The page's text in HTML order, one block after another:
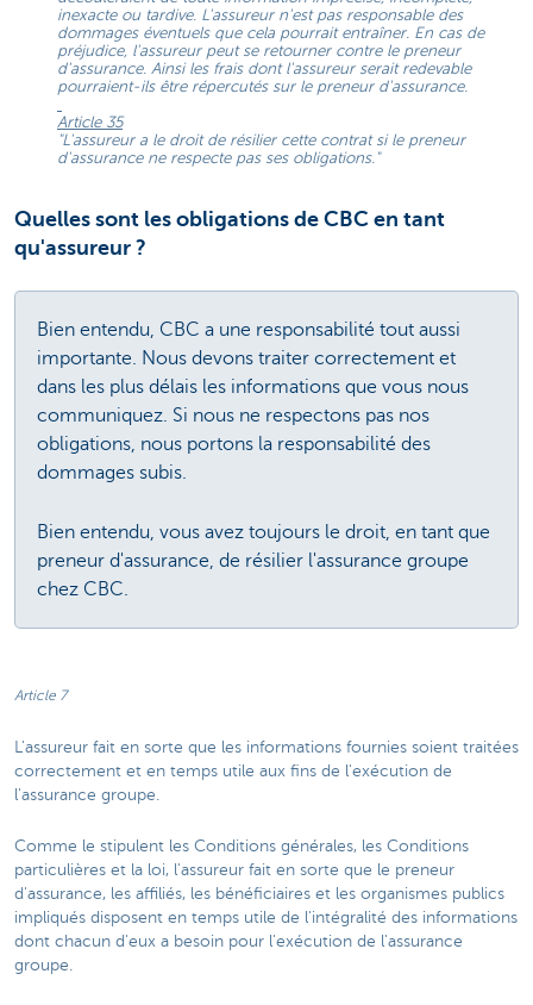
inexacte ou tardive. L'assureur n'est pas responsable des
dommages éventuels que cela pourrait entraîner. En cas de
préjudice, l'assureur peut se retourner contre le preneur
d'assurance. Ainsi les frais dont l'assureur serait redevable
pourraient-ils être répercutés sur le preneur d'assurance.
Article 35
"L'assureur a le droit de résilier cette contrat si le preneur
d'assurance ne respecte pas ses obligations."
Quelles sont les obligations de CBC en tant
qu'assureur ?
Bien entendu, CBC a une responsabilité tout aussi
importante. Nous devons traiter correctement et
dans les plus délais les informations que vous nous
communiquez. Si nous ne respectons pas nos
obligations, nous portons la responsabilité des
dommages subis.
Bien entendu, vous avez toujours le droit, en tant que
preneur d'assurance, de résilier l'assurance groupe
chez CBC.
Article 7
L'assureur fait en sorte que les informations fournies soient traitées
correctement et en temps utile aux fins de l'exécution de
l'assurance groupe.
Comme le stipulent les Conditions générales, les Conditions
particulières et la loi, l'assureur fait en sorte que le preneur
d'assurance, les affiliés, les bénéficiaires et les organismes publics
impliqués disposent en temps utile de l'intégralité des informations
dont chacun d'eux a besoin pour l'exécution de l'assurance
groupe.